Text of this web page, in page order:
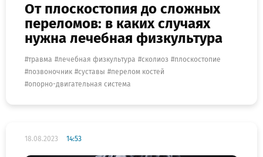
От плоскостопия до сложных
переломов: в каких случаях
нужна лечебная физкультура
травма лечебная физкультура сколиоз
плоскостопие
позвоночник
суставы
перелом костей
опорно-двигательная система
18.08.2023 14:53